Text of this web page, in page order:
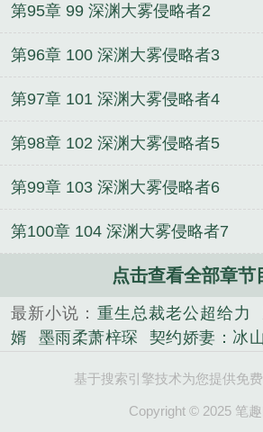
第95章 99 深渊大雾侵略者2
第96章 100 深渊大雾侵略者3
第97章 101 深渊大雾侵略者4
第98章 102 深渊大雾侵略者5
第99章 103 深渊大雾侵略者6
第100章 104 深渊大雾侵略者7
点击查看全部章节
最新小说： 重生总裁老公超给力
婿
墨雨柔萧梓琛 契约娇妻：冰
网游：我出生在敌人游戏区 娇妻
沈卿卿霍霆萧 女主重生嫁
基于搜索引擎技术为您提供免
Copyright © 2025 笔